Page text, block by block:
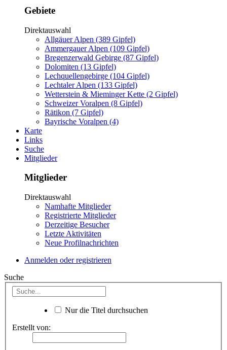
Gebiete
Direktauswahl
Allgäuer Alpen (389 Gipfel)
Ammergauer Alpen (109 Gipfel)
Bregenzerwald Gebirge (87 Gipfel)
Dolomiten (13 Gipfel)
Lechquellengebirge (104 Gipfel)
Lechtaler Alpen (133 Gipfel)
Wetterstein & Mieminger Kette (2 Gipfel)
Schweizer Voralpen (8 Gipfel)
Rätikon (7 Gipfel)
Bayrische Voralpen (4)
Karte
Links
Suche
Mitglieder
Mitglieder
Direktauswahl
Namhafte Mitglieder
Registrierte Mitglieder
Derzeitige Besucher
Letzte Aktivitäten
Neue Profilnachrichten
Anmelden oder registrieren
Suche
Nur die Titel durchsuchen
Erstellt von: